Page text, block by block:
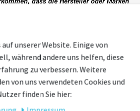
höherwertige Bauteile ersetzt hat. Das
von den Abbildungen abweichen.
unserer Website. Einige von
während andere uns helfen, diese
zu verbessern. Weitere
von uns verwendeten Cookies und
finden Sie hier: